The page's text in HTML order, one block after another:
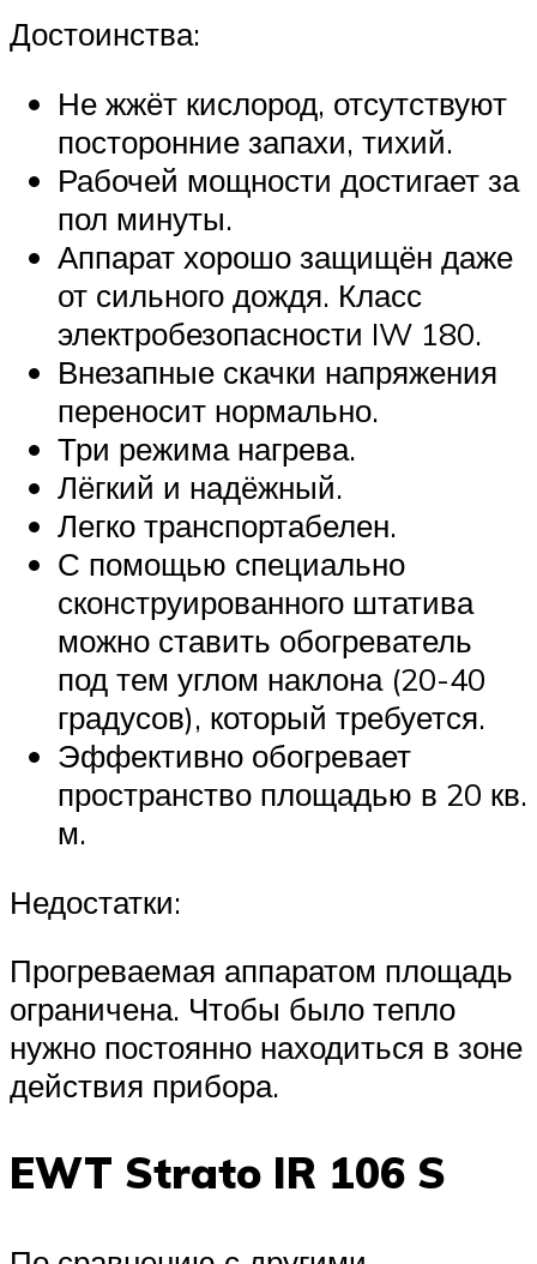
Достоинства:
Не жжёт кислород, отсутствуют
посторонние запахи, тихий.
Рабочей мощности достигает за
пол минуты.
Аппарат хорошо защищён даже
от сильного дождя. Класс
электробезопасности IW 180.
Внезапные скачки напряжения
переносит нормально.
Три режима нагрева.
Лёгкий и надёжный.
Легко транспортабелен.
С помощью специально
сконструированного штатива
можно ставить обогреватель
под тем углом наклона (20-40
градусов), который требуется.
Эффективно обогревает
пространство площадью в 20 кв.
м.
Недостатки:
Прогреваемая аппаратом площадь
ограничена. Чтобы было тепло
нужно постоянно находиться в зоне
действия прибора.
EWT Strato IR 106 S